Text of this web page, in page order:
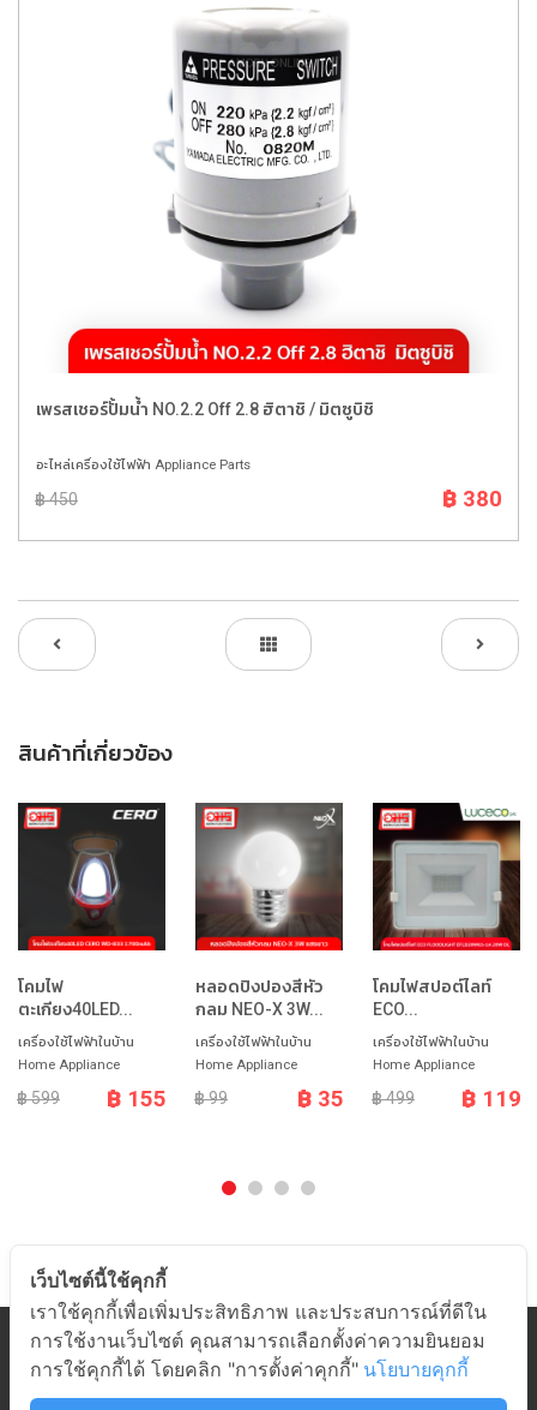
เพรสเชอร์ปั้มน้ำ NO.2.2 Off 2.8 ฮิตาชิ / มิตซูบิชิ
อะไหล่เครื่องใช้ไฟฟ้า Appliance Parts
฿ 450 ฿ 380
สินค้าที่เกี่ยวข้อง
โคมไฟ
ตะเกียง40LED...
เครื่องใช้ไฟฟ้าในบ้าน
Home Appliance
฿ 599 ฿ 155
หลอดปิงปองสีหัว
กลม NEO-X 3W...
เครื่องใช้ไฟฟ้าในบ้าน
Home Appliance
฿ 99 ฿ 35
โคมไฟสปอต์ไลท์
ECO...
เครื่องใช้ไฟฟ้าในบ้าน
Home Appliance
฿ 499 ฿ 119
หมวดสินค้า
เกี่ยวกับอมร
ช่วยเหลือ
เว็บไซต์นี้ใช้คุกกี้
เราใช้คุกกี้เพื่อเพิ่มประสิทธิภาพ และประสบการณ์ที่ดีใน
การใช้งานเว็บไซต์ คุณสามารถเลือกตั้งค่าความยินยอม
การใช้คุกกี้ได้ โดยคลิก "การตั้งค่าคุกกี้" นโยบายคุกกี้